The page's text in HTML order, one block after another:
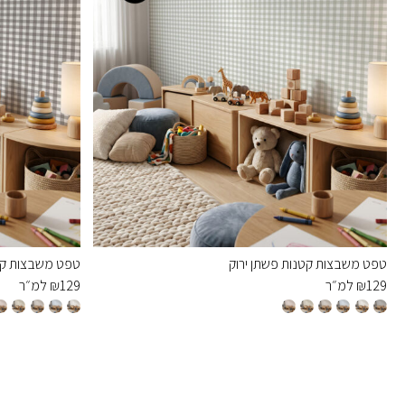
טפט משבצות קטנות פשתן ירוק
₪129 למ״ר
טפט משבצות
₪129 למ״ר